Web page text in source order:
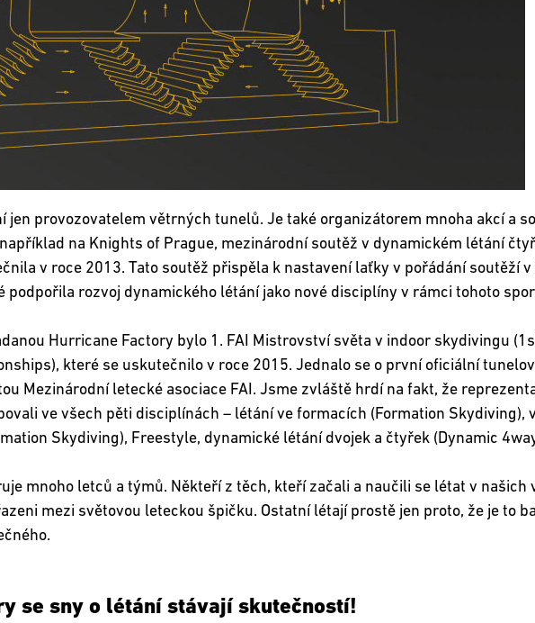
jen provozovatelem větrných tunelů. Je také organizátorem mnoha akcí a
na Knights of Prague, mezinárodní soutěž v dynamickém létání
v roce 2013. Tato soutěž přispěla k nastavení laťky v pořádání soutěží
podpořila rozvoj dynamického létání jako nové disciplíny v rámci tohoto
Hurricane Factory bylo 1. FAI Mistrovství světa v indoor skydivingu
které se uskutečnilo v roce 2015. Jednalo se o první oficiální
Mezinárodní letecké asociace FAI. Jsme zvláště hrdí na fakt, že
ve všech pěti disciplínách – létání ve formacích (Formation Skydiving),
Skydiving), Freestyle, dynamické létání dvojek a čtyřek (Dynamic
mnoho letců a týmů. Někteří z těch, kteří začali a naučili se létat v našich
mezi světovou leteckou špičku. Ostatní létají prostě jen proto, že je to
se sny o létání stávají skutečností!